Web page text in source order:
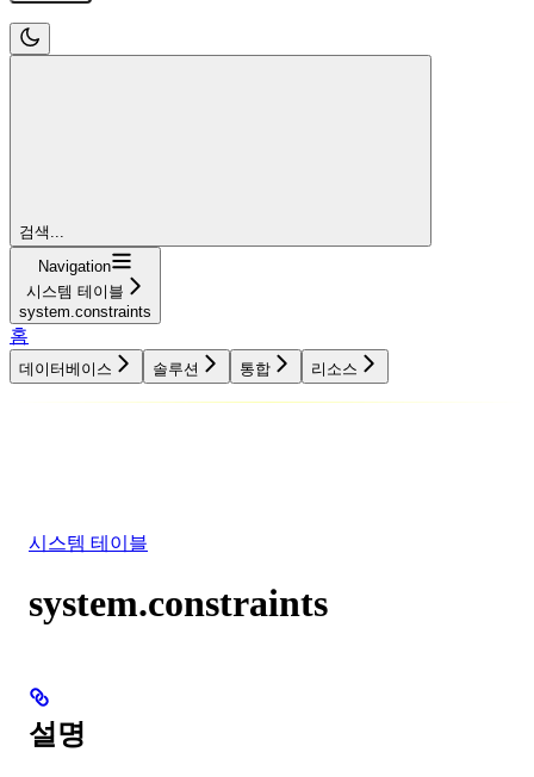
검색...
Navigation
시스템 테이블
system.constraints
홈
데이터베이스 솔루션 통합 리소스
시스템 테이블
system.constraints
설명